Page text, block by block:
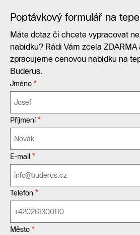
Poptávkový formulář na
Máte dotaz či chcete vypracovat
nabídku? Rádi Vám zcela ZDARMA
zpracujeme cenovou nabídku na
Buderus.
Jméno *
Příjmení*
E-mail *
Telefon *
Město *